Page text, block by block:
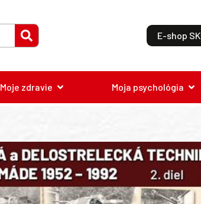
E-shop SK
Moje zdravie Moja psychológia